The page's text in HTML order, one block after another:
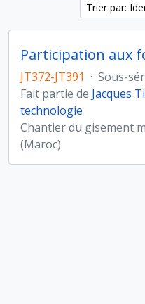
Trier par:
JT372-JT391 · Sous-
Fait partie de Jacques
technologie
Chantier du gisement
(Maroc)